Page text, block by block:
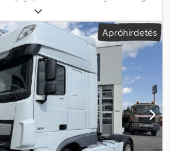
, fékek:
, kibocsátási osztály:Euro 6, Felszereltség:
XF 480 FT 4x2 vontató * ADR felszerelés *
* Állóhelyzeti klíma * Automata
Ttc Ejx Acterf * Állóhelyzeti fűtés * 1 db
felfüggesztés * Hátul légrugós *
000 km * Gyártási év: 2023/03 * Baleset:
a váltó, a vízhűtő, az alváz, a
vannak. * A motor tökéletesen
állapotban van. * Az olajvályún van
le lett engedve. A spoilert részben
kiszerelték, és jelenleg nincs a
Apróhirdetés